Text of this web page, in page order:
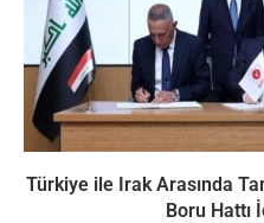
Türkiye ile Irak Arasında
Boru Hattı